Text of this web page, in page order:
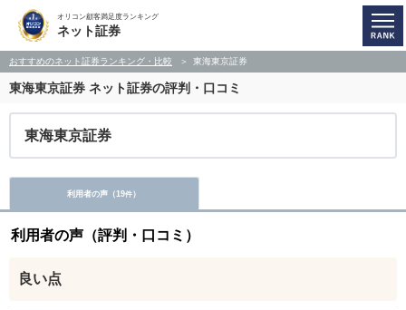
オリコン顧客満足度ランキング
ネット証券
おすすめのネット証券ランキング・比較 東海東京証券
東海東京証券 ネット証券の評判・口コミ
東海東京証券
利用者の声（19件）
利用者の声（評判・口コミ）
良い点